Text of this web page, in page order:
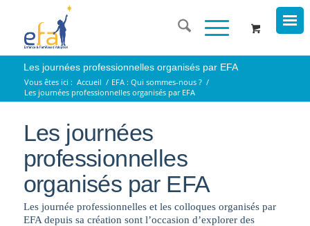
Les journées professionnelles organisés par EFA
Vous êtes ici : Accueil / EFA : Qui sommes-nous ? /
Les journées professionnelles organisés par EFA
Les journées
professionnelles
organisés par EFA
Les journée professionnelles et les colloques organisés par
EFA depuis sa création sont l’occasion d’explorer des